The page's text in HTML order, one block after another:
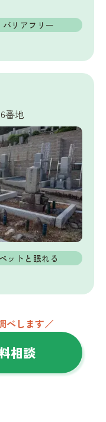
バリアフリー
番地
ペットと眠れる
べします／
相談